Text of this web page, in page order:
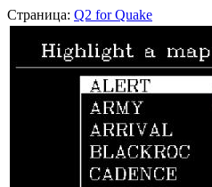
Страница: Q2 for Quake